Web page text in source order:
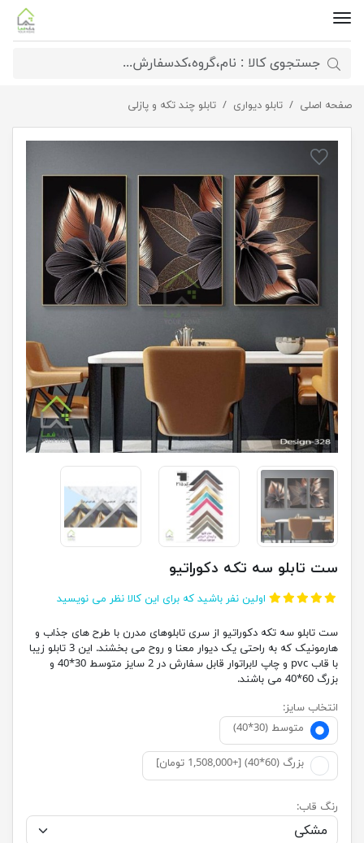
صفحه اصلی تابلو دیواری تابلو چند تکه و پازلی ست تابلو سه تکه دکوراتیو
ست تابلو سه تکه دکوراتیو
اولین نفر باشید که برای این کالا نظر می نویسید
ست تابلو سه تکه دکوراتیو از سری تابلوهای مدرن با طرح های جذاب و
هارمونیک که به راحتی یک دیوار معنا و روح می بخشند. این 3 تابلو زیبا
با قاب pvc و چاپ لابراتوار قابل سفارش در 2 سایز متوسط 30*40 و
بزرگ 60*40 می باشند.
انتخاب سایز:
متوسط (30*40)
بزرگ (60*40) [+1,508,000 تومان]
رنگ قاب: